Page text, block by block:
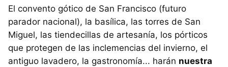
El convento gótico de San Francisco (futuro
parador nacional), la basílica, las torres de San
Miguel, las tiendecillas de artesanía, los pórticos
que protegen de las inclemencias del invierno, el
antiguo lavadero, la gastronomía... harán nuestra